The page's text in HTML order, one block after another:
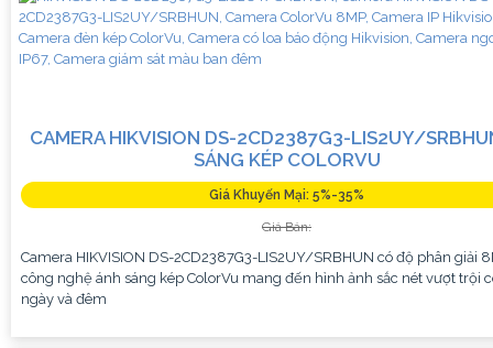
CAMERA HIKVISION DS-2CD2387G3-LIS2UY/
SÁNG KÉP COLORVU
Giá Khuyến Mại: 5%-35%
Giá Bán:
Camera HIKVISION DS-2CD2387G3-LIS2UY/SRBHUN có độ phân giải
công nghệ ánh sáng kép ColorVu mang đến hình ảnh sắc nét vượt trội
ngày và đêm